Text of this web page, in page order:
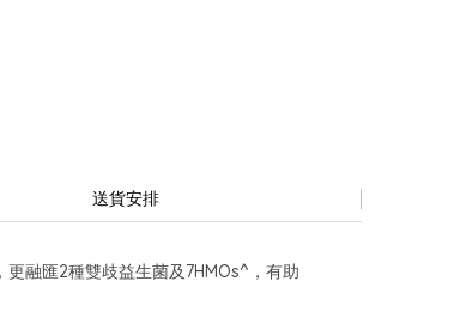
送貨安排
融匯2種雙歧益生菌及7HMOs^，有助